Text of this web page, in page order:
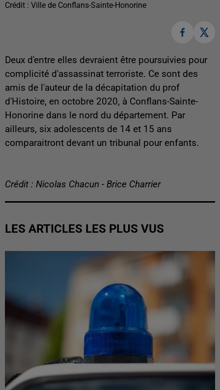
Crédit : Ville de Conflans-Sainte-Honorine
Deux d'entre elles devraient être poursuivies pour
complicité d'assassinat terroriste. Ce sont des
amis de l'auteur de la décapitation du prof
d'Histoire, en octobre 2020, à Conflans-Sainte-
Honorine dans le nord du département. Par
ailleurs, six adolescents de 14 et 15 ans
comparaitront devant un tribunal pour enfants.
Crédit : Nicolas Chacun - Brice Charrier
LES ARTICLES LES PLUS VUS